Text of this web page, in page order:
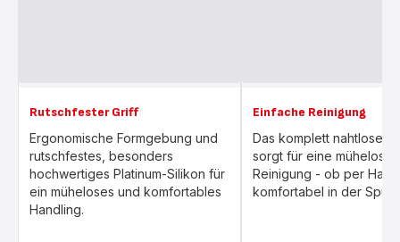
Rutschfester Griff
Ergonomische Formgebung und
rutschfestes, besonders
hochwertiges Platinum-Silikon für
ein müheloses und komfortables
Handling.
Einfache Reinigung
Das komplett nahtlose
sorgt für eine mühelose
Reinigung - ob per
komfortabel in der